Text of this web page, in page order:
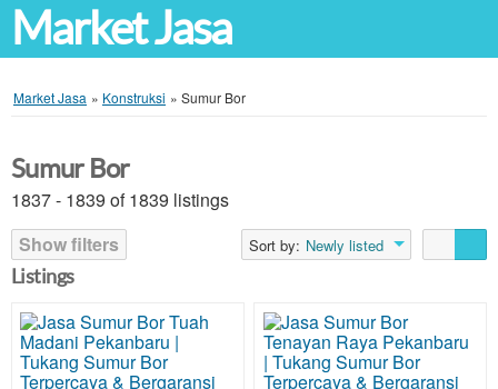
Market Jasa
Market Jasa » Konstruksi » Sumur Bor
Sumur Bor
1837 - 1839 of 1839 listings
Show filters
Sort by: Newly listed
Listings